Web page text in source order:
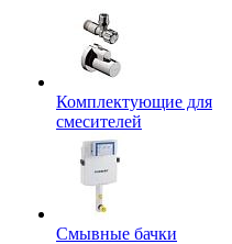
Комплектующие для
смесителей
Смывные бачки